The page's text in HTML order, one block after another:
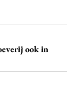
ook in